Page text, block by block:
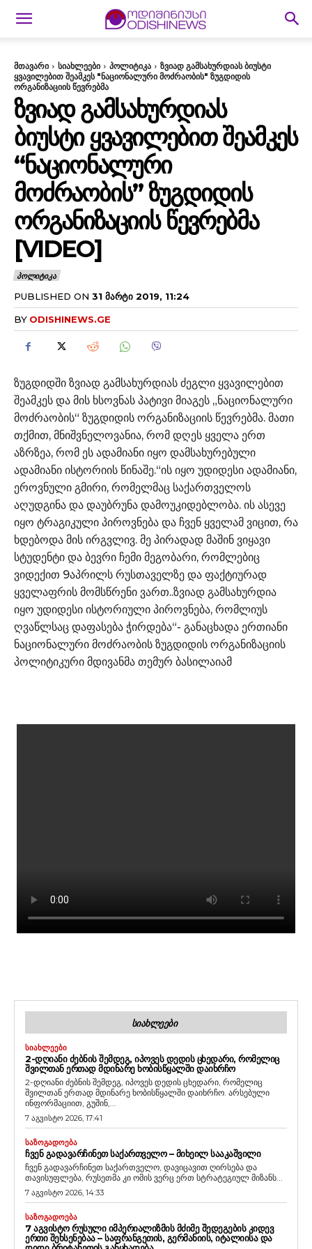
მთავარი სიახლეები პოლიტიკა
ზვიად გამსახურდიას ბიუსტი
ყვავილებით შეამკეს "ნაციონალური მოძრაობის" ზუგდიდის
ორგანიზაციის წევრებმა
ᲖᲕᲘᲐᲓ ᲒᲐᲛᲡᲐᲮᲣᲠᲓᲘᲐᲡ
ᲑᲘᲣᲡᲢᲘ ᲧᲕᲐᲕᲘᲚᲔᲑᲘᲗ ᲨᲔᲐᲛᲙᲔᲡ
“ᲜᲐᲪᲘᲝᲜᲐᲚᲣᲠᲘ
ᲛᲝᲫᲠᲐᲝᲑᲘᲡ” ᲖᲣᲒᲓᲘᲓᲘᲡ
ᲝᲠᲒᲐᲜᲘᲖᲐᲪᲘᲘᲡ ᲬᲔᲕᲠᲔᲑᲛᲐ
[VIDEO]
ᲞᲝᲚᲘᲢᲘᲙᲐ
PUBLISHED ON 31 ᲛᲐᲠᲢᲘ 2019, 11:24
BY ODISHINEWS.GE
ზუგდიდში ზვიად გამსახურდიას ძეგლი ყვავილებით
შეამკეს და მის ხსოვნას პატივი მიაგეს „ნაციონალური
მოძრაობის“ ზუგდიდის ორგანიზაციის წევრებმა. მათი
თქმით, მნიშვნელოვანია, რომ დღეს ყველა ერთ
აზრზეა, რომ ეს ადამიანი იყო დამსახურებული
ადამიანი ისტორიის წინაშე.“ის იყო უდიდესი ადამიანი,
ეროვნული გმირი, რომელმაც საქართველოს
აღუდგინა და დაუბრუნა დამოუკიდებლობა. ის ასევე
იყო ტრაგიკული პიროვნება და ჩვენ ყველამ ვიცით, რა
ხდებოდა მის ირგვლივ. მე პირადად მაშინ ვიყავი
სტუდენტი და ბევრი ჩემი მეგობარი, რომლებიც
ვიდექით 9აპრილს რუსთაველზე და ფაქტიურად
ყველაფრის მომსწრენი ვართ..ზვიად გამსახურდია
იყო უდიდესი ისტორიული პიროვნება, რომლიუს
ღვაწლსაც დაფასება ჭირდება“- განაცხადა ერთიანი
ნაციონალური მოძრაობის ზუგდიდის ორგანიზაციის
პოლიტიკური მდივანმა თემურ ბასილაიამ
ᲡᲘᲐᲮᲚᲔᲔᲑᲘ
ᲡᲘᲐᲮᲚᲔᲔᲑᲘ
2-ᲓᲦᲘᲐᲜᲘ ᲫᲔᲑᲜᲘᲡ ᲨᲔᲛᲓᲔᲒ, ᲘᲞᲝᲕᲔᲡ ᲓᲔᲓᲘᲡ ᲪᲮᲔᲓᲐᲠᲘ, ᲠᲝᲛᲔᲚᲘᲪ
ᲨᲕᲘᲚᲗᲐᲜ ᲔᲠᲗᲐᲓ ᲛᲓᲘᲜᲐᲠᲔ ᲮᲝᲑᲘᲡᲬᲧᲐᲚᲨᲘ ᲓᲐᲘᲮᲠᲩᲝ
2-დღიანი ძებნის შემდეგ, იპოვეს დედის ცხედარი, რომელიც
შვილთან ერთად მდინარე ხობისწყალში დაიხრჩო. არსებული
ინფორმაციით, გუშინ,...
7 აგვისტო 2026, 17:41
ᲡᲐᲖᲝᲒᲐᲓᲝᲔᲑᲐ
ᲩᲕᲔᲜ ᲒᲐᲓᲐᲕᲐᲠᲩᲘᲜᲔᲗ ᲡᲐᲥᲐᲠᲗᲕᲔᲚᲝ – ᲛᲘᲮᲔᲘᲚ ᲡᲐᲐᲙᲐᲨᲕᲘᲚᲘ
ჩვენ გადავარჩინეთ საქართველო, დავიცავით ღირსება და
თავისუფლება, რუსეთმა კი ომის ვერც ერთ სტრატეგიულ მიზანს...
7 აგვისტო 2026, 14:33
ᲡᲐᲖᲝᲒᲐᲓᲝᲔᲑᲐ
7 ᲐᲒᲕᲘᲡᲢᲝ ᲠᲣᲡᲣᲚᲘ ᲘᲛᲞᲔᲠᲘᲐᲚᲘᲖᲛᲘᲡ ᲛᲫᲘᲛᲔ ᲨᲔᲓᲔᲒᲔᲑᲘᲡ ᲙᲘᲓᲔᲕ
ᲔᲠᲗᲘ ᲨᲔᲮᲡᲔᲜᲔᲑᲐᲐ – ᲡᲐᲤᲠᲐᲜᲒᲔᲗᲘᲡ, ᲒᲔᲠᲛᲐᲜᲘᲘᲡ, ᲘᲢᲐᲚᲘᲘᲡᲐ ᲓᲐ